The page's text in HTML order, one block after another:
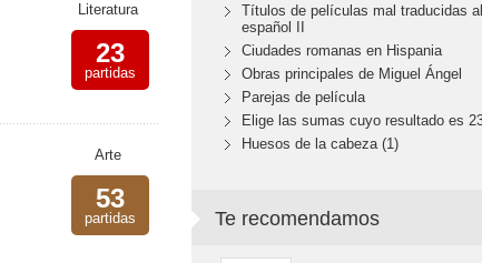
Literatura
23
partidas
Arte
53
partidas
Títulos de películas mal traducidas al
español II
Ciudades romanas en Hispania
Obras principales de Miguel Ángel
Parejas de película
Elige las sumas cuyo resultado es
Huesos de la cabeza (1)
Te recomendamos